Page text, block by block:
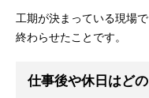
工期が決まっている現場
終わらせたことです。
仕事後や休日はど